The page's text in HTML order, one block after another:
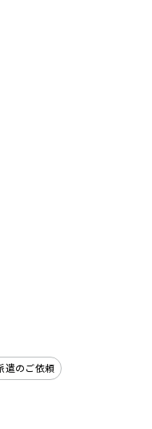
遣のご依頼